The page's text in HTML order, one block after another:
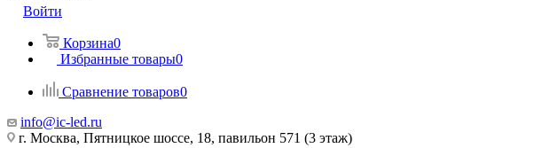
Войти
Корзина0
Избранные товары0
Сравнение товаров0
info@ic-led.ru
г. Москва, Пятницкое шоссе, 18, павильон 571 (3 этаж)